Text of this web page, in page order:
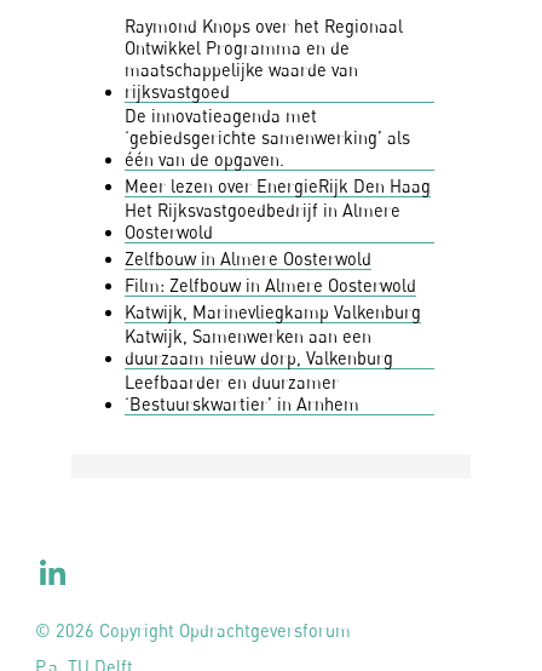
Raymond Knops over het Regionaal
Ontwikkel Programma en de
maatschappelijke waarde van
rijksvastgoed
De innovatieagenda met
‘gebiedsgerichte samenwerking’ als
één van de opgaven.
Meer lezen over EnergieRijk Den Haag
Het Rijksvastgoedbedrijf in Almere
Oosterwold
Zelfbouw in Almere Oosterwold
Film: Zelfbouw in Almere Oosterwold
Katwijk, Marinevliegkamp Valkenburg
Katwijk, Samenwerken aan een
duurzaam nieuw dorp, Valkenburg
Leefbaarder en duurzamer
‘Bestuurskwartier’ in Arnhem
© 2026 Copyright Opdrachtgeversforum
P.a. TU Delft